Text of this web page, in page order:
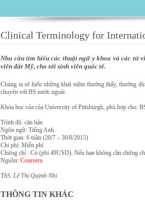
Clinical Terminology for
Nhu cầu tìm hiểu các thuật ngữ y khoa và các từ
viên đất Mỹ, cho tới sinh viên quốc tế.
Chúng ta sẽ hiểu những khái niệm thường thấy, thường
chuyện với BS nước ngoài.
Khóa học của của University of Pittsburgh, phù hợp cho:
Trình độ: căn bản
Ngôn ngữ: Tiếng Anh
Thời gian: 6 tuần (20/7 – 30/8/2015)
Chi phí: Miễn phí
Chứng chỉ : Có (phí 49USD). Nếu bạn không cần chứng
Nguồn: Coursera
ThS. Lê Thị Quỳnh Nhi
THÔNG TIN KHÁC